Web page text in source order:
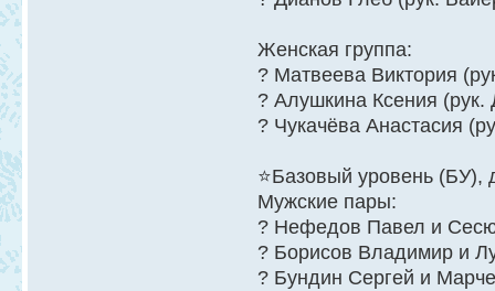
Женская группа:
? Матвеева Виктория
? Алушкина Ксения (рук.
? Чукачёва Анастасия
⭐Базовый уровень (БУ),
Мужские пары:
? Нефедов Павел и
? Борисов Владимир и
? Бундин Сергей и